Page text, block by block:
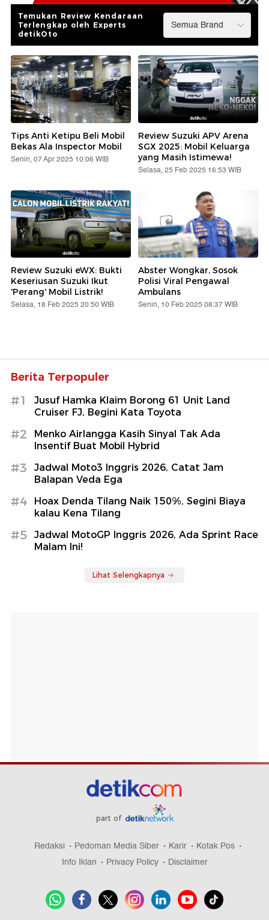
Temukan Review Kendaraan
Terlengkap oleh Experts
detikOto
Tips Anti Ketipu Beli Mobil
Bekas Ala Inspector Mobil
Senin, 07 Apr 2025 10:06 WIB
Review Suzuki APV Arena
SGX 2025: Mobil Keluarga
yang Masih Istimewa!
Selasa, 25 Feb 2025 16:53 WIB
Review Suzuki eWX: Bukti
Keseriusan Suzuki Ikut
'Perang' Mobil Listrik!
Selasa, 18 Feb 2025 20:50 WIB
Abster Wongkar, Sosok
Polisi Viral Pengawal
Ambulans
Senin, 10 Feb 2025 08:37 WIB
Berita Terpopuler
#1
Jusuf Hamka Klaim Borong 61 Unit Land
Cruiser FJ, Begini Kata Toyota
#2
Menko Airlangga Kasih Sinyal Tak Ada
Insentif Buat Mobil Hybrid
#3
Jadwal Moto3 Inggris 2026, Catat Jam
Balapan Veda Ega
#4
Hoax Denda Tilang Naik 150%, Segini Biaya
kalau Kena Tilang
#5
Jadwal MotoGP Inggris 2026, Ada Sprint Race
Malam Ini!
Lihat Selengkapnya
part of
Redaksi Pedoman Media Siber Karir
Kotak Pos
Info Iklan
Privacy Policy Disclaimer